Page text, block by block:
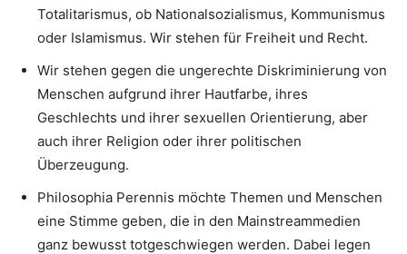
Totalitarismus, ob Nationalsozialismus, Kommunismus
oder Islamismus. Wir stehen für Freiheit und Recht.
Wir stehen gegen die ungerechte Diskriminierung von
Menschen aufgrund ihrer Hautfarbe, ihres
Geschlechts und ihrer sexuellen Orientierung, aber
auch ihrer Religion oder ihrer politischen
Überzeugung.
Philosophia Perennis möchte Themen und Menschen
eine Stimme geben, die in den Mainstreammedien
ganz bewusst totgeschwiegen werden. Dabei legen